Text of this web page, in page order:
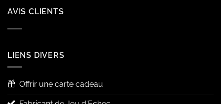
AVIS CLIENTS
LIENS DIVERS
Offrir une carte cadeau